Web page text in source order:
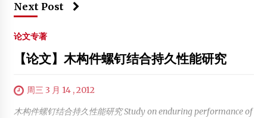
Next Post
论文专著
【论文】木构件螺钉结合持久性能研究
周三 3 月 14 , 2012
木构件螺钉结合持久性能研究 Study on enduring performance of